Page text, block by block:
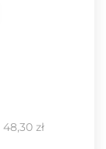
48,30 zł